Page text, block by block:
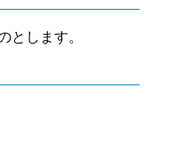
とします。